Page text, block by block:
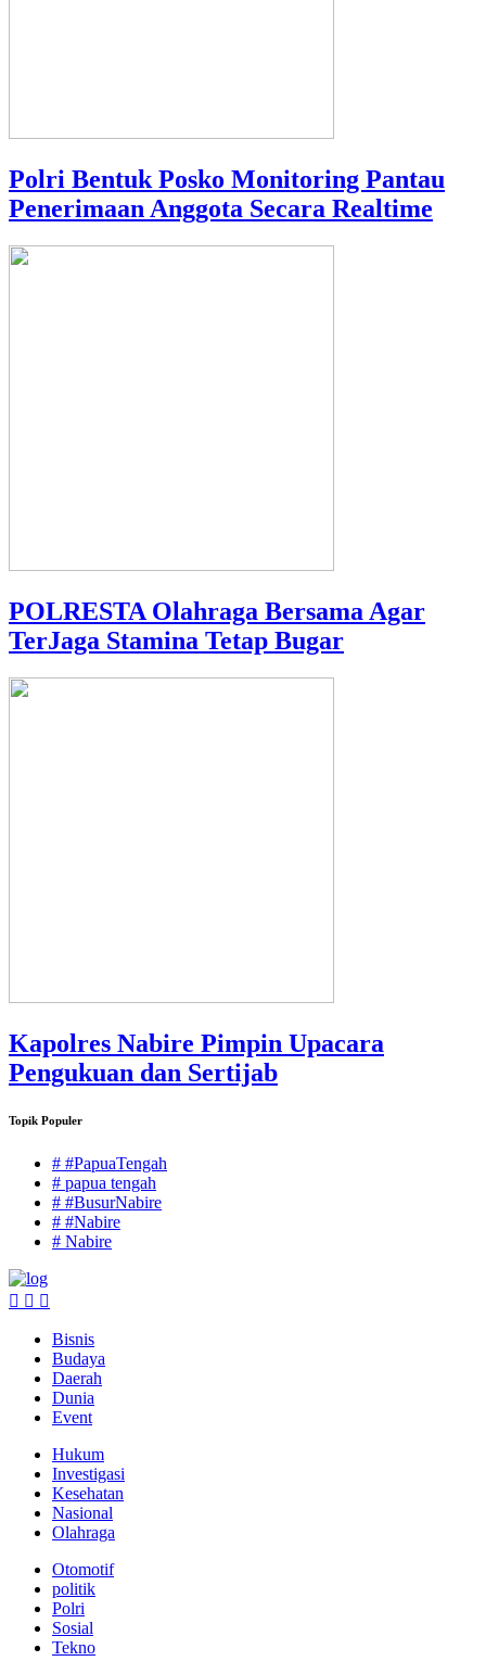
Polri Bentuk Posko Monitoring Pantau
Penerimaan Anggota Secara Realtime
POLRESTA Olahraga Bersama Agar
TerJaga Stamina Tetap Bugar
Kapolres Nabire Pimpin Upacara
Pengukuan dan Sertijab
Topik Populer
# #PapuaTengah
# papua tengah
# #BusurNabire
# #Nabire
# Nabire
Bisnis
Budaya
Daerah
Dunia
Event
Hukum
Investigasi
Kesehatan
Nasional
Olahraga
Otomotif
politik
Polri
Sosial
Tekno